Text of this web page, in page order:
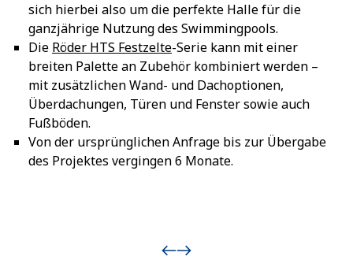
sich hierbei also um die perfekte Halle für die
ganzjährige Nutzung des Swimmingpools.
Die Röder HTS Festzelte-Serie kann mit einer
breiten Palette an Zubehör kombiniert werden –
mit zusätzlichen Wand- und Dachoptionen,
Überdachungen, Türen und Fenster sowie auch
Fußböden.
Von der ursprünglichen Anfrage bis zur Übergabe
des Projektes vergingen 6 Monate.